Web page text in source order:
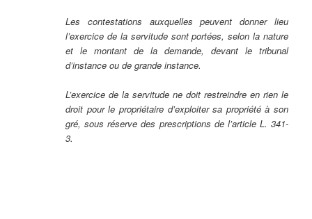
Les contestations auxquelles peuvent donner lieu
l’exercice de la servitude sont portées, selon la nature
et le montant de la demande, devant le tribunal
d’instance ou de grande instance.
L’exercice de la servitude ne doit restreindre en rien le
droit pour le propriétaire d’exploiter sa propriété à son
gré, sous réserve des prescriptions de l’article L. 341-
3.